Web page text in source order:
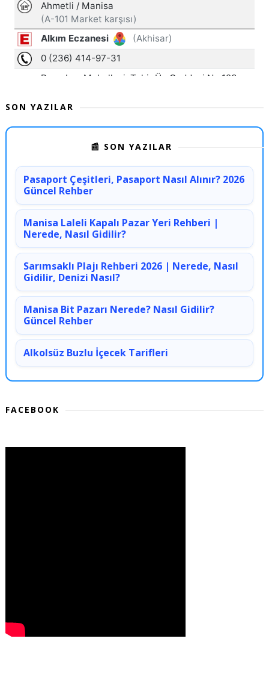
SON YAZILAR
📰 SON YAZILAR
Pasaport Çeşitleri, Pasaport Nasıl Alınır? 2026
Güncel Rehber
Manisa Laleli Kapalı Pazar Yeri Rehberi |
Nerede, Nasıl Gidilir?
Sarımsaklı Plajı Rehberi 2026 | Nerede, Nasıl
Gidilir, Denizi Nasıl?
Manisa Bit Pazarı Nerede? Nasıl Gidilir?
Güncel Rehber
Alkolsüz Buzlu İçecek Tarifleri
FACEBOOK